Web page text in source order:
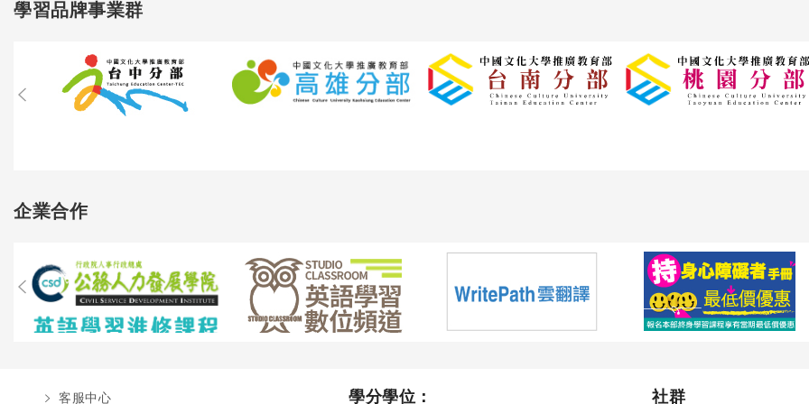
學習品牌事業群
企業合作
客服中心 學分學位： 社群